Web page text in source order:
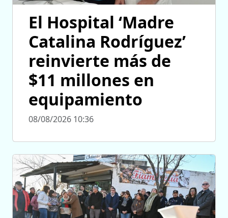
El Hospital ‘Madre
Catalina Rodríguez’
reinvierte más de
$11 millones en
equipamiento
08/08/2026 10:36